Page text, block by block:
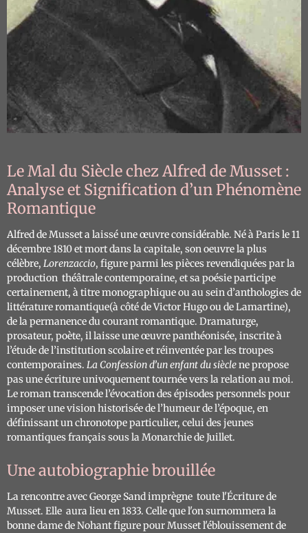
Le Mal du Siècle chez Alfred de Musset :
Analyse et Signification d’un Phénomène
Romantique
Alfred de Musset a laissé une œuvre considérable. Né à Paris le 11
décembre 1810 et mort dans la capitale, son oeuvre la plus
célèbre, Lorenzaccio, figure parmi les pièces revendiquées par la
production théâtrale contemporaine, et sa poésie participe
certainement, à titre monographique ou au sein d’anthologies de
littérature romantique(à côté de Victor Hugo ou de Lamartine),
de la permanence du courant romantique. Dramaturge,
prosateur, poète, il laisse une œuvre panthéonisée, inscrite à
l’étude de l’institution scolaire et réinventée par les troupes
contemporaines. La Confession d’un enfant du sièclene propose
pas une écriture univoquement tournée vers la relation au moi.
Le roman transcende l’évocation des épisodes personnels pour
imposer une vision historisée de l’humeur de l’époque, en
définissant un chronotope particulier, celui des jeunes
romantiques français sous la Monarchie de Juillet.
Une autobiographie brouillée
La rencontre avec George Sand imprègne toute l'Écriture de
Musset. Elle aura lieu en 1833. Celle que l'on surnommera la
bonne dame de Nohant figure pour Musset l'éblouissement de